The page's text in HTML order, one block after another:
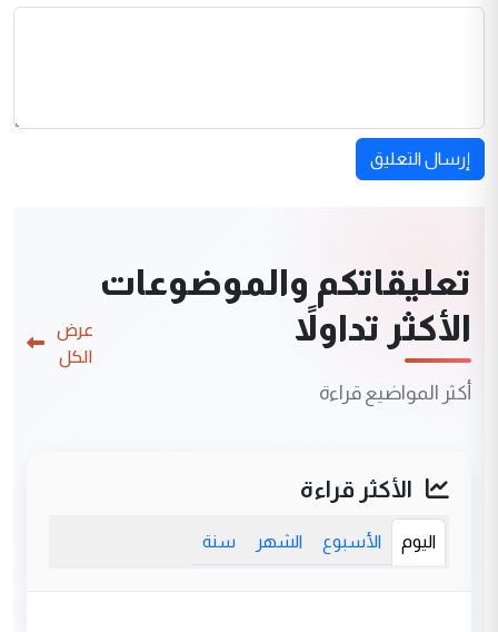
إرسال التعليق
تعليقاتكم والموضوعات
الأكثر تداولاً
أكثر المواضيع قراءة
عرض
الكل
الأكثر قراءة
اليوم الأسبوع الشهر سنة